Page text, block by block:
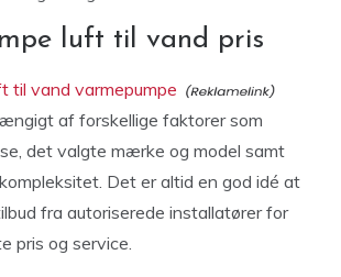
luft til vand pris
til vand varmepumpe
af forskellige faktorer som
det valgte mærke og model samt
Det er altid en god idé at
fra autoriserede installatører for
pris og service.